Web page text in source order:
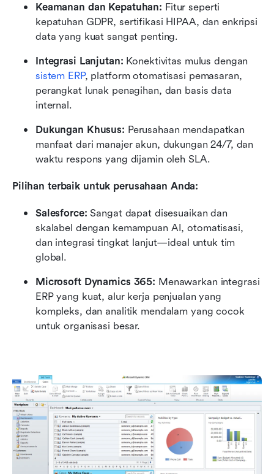
Keamanan dan Kepatuhan: Fitur seperti
kepatuhan GDPR, sertifikasi HIPAA, dan enkripsi
data yang kuat sangat penting.
Integrasi Lanjutan:
sistem ERP, platform otomatisasi pemasaran,
perangkat lunak penagihan, dan basis data
internal.
Dukungan Khusus: Perusahaan mendapatkan
manfaat dari manajer akun, dukungan 24/7, dan
waktu respons yang dijamin oleh SLA.
Pilihan terbaik untuk perusahaan Anda:
Salesforce: Sangat dapat disesuaikan dan
skalabel dengan kemampuan AI, otomatisasi,
dan integrasi tingkat lanjut—ideal untuk tim
global.
Microsoft Dynamics 365: Menawarkan integrasi
ERP yang kuat, alur kerja penjualan yang
kompleks, dan analitik mendalam yang cocok
untuk organisasi besar.